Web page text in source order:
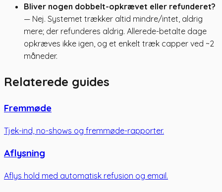
Bliver nogen dobbelt-opkrævet eller refunderet?
— Nej. Systemet trækker altid mindre/intet, aldrig
mere; der refunderes aldrig. Allerede-betalte dage
opkræves ikke igen, og et enkelt træk capper ved ~2
måneder.
Relaterede guides
Fremmøde
Tjek-ind, no-shows og fremmøde-rapporter.
Aflysning
Aflys hold med automatisk refusion og email.